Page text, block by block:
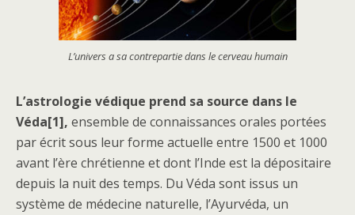
L’univers a sa contrepartie dans le cerveau humain
L’astrologie védique prend sa source dans le
Véda[1], ensemble de connaissances orales portées
par écrit sous leur forme actuelle entre 1500 et 1000
avant l’ère chrétienne et dont l’Inde est la dépositaire
depuis la nuit des temps. Du Véda sont issus un
système de médecine naturelle, l’Ayurvéda, un